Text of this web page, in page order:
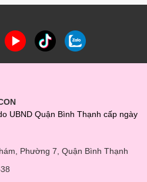
UBND Quận Bình Thạnh cấp ngày
Phường 7, Quận Bình Thạnh